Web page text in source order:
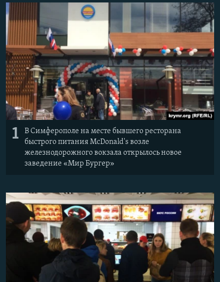
ПОБЕДИТЕЛЕЙ НЕ СУДЯТ?
КРЫМ.НЕПОКОРЕННЫЙ
ELIFBE
УКРАИНСКАЯ ПРОБЛЕМА КРЫМА
Все сайты RFE/RL
1
В Симферополе на месте бывшего ресторана
быстрого питания McDonald's возле
железнодорожного вокзала открылось новое
заведение «Мир Бургер»